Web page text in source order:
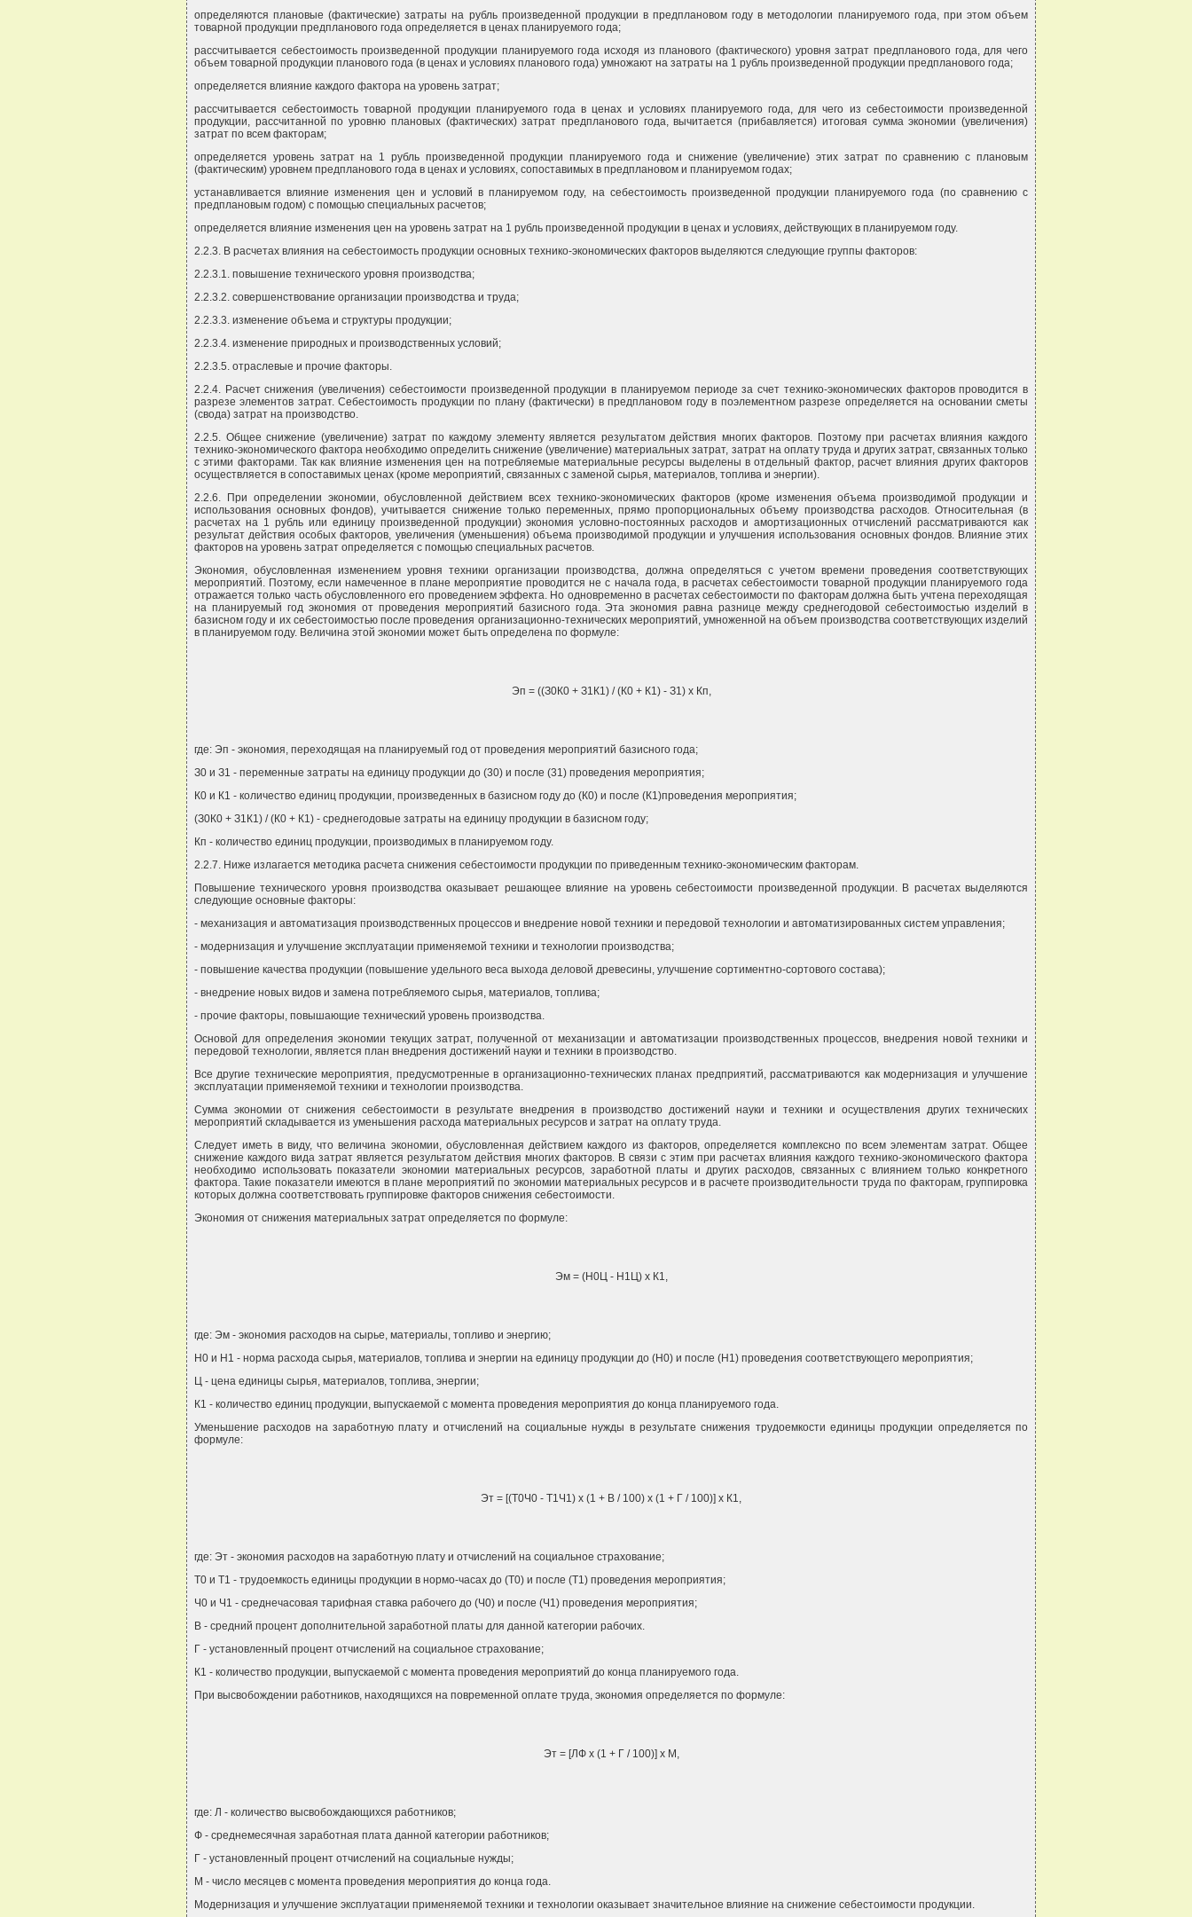
определяются плановые (фактические) затраты на рубль произведенной продукции в предплановом году в методологии планируемого года, при этом объем
товарной продукции предпланового года определяется в ценах планируемого года;
рассчитывается себестоимость произведенной продукции планируемого года исходя из планового (фактического) уровня затрат предпланового года, для чего
объем товарной продукции планового года (в ценах и условиях планового года) умножают на затраты на 1 рубль произведенной продукции предпланового года;
определяется влияние каждого фактора на уровень затрат;
рассчитывается себестоимость товарной продукции планируемого года в ценах и условиях планируемого года, для чего из себестоимости произведенной
продукции, рассчитанной по уровню плановых (фактических) затрат предпланового года, вычитается (прибавляется) итоговая сумма экономии (увеличения)
затрат по всем факторам;
определяется уровень затрат на 1 рубль произведенной продукции планируемого года и снижение (увеличение) этих затрат по сравнению с плановым
(фактическим) уровнем предпланового года в ценах и условиях, сопоставимых в предплановом и планируемом годах;
устанавливается влияние изменения цен и условий в планируемом году, на себестоимость произведенной продукции планируемого года (по сравнению с
предплановым годом) с помощью специальных расчетов;
определяется влияние изменения цен на уровень затрат на 1 рубль произведенной продукции в ценах и условиях, действующих в планируемом году.
2.2.3. В расчетах влияния на себестоимость продукции основных технико-экономических факторов выделяются следующие группы факторов:
2.2.3.1. повышение технического уровня производства;
2.2.3.2. совершенствование организации производства и труда;
2.2.3.3. изменение объема и структуры продукции;
2.2.3.4. изменение природных и производственных условий;
2.2.3.5. отраслевые и прочие факторы.
2.2.4. Расчет снижения (увеличения) себестоимости произведенной продукции в планируемом периоде за счет технико-экономических факторов проводится в
разрезе элементов затрат. Себестоимость продукции по плану (фактически) в предплановом году в поэлементном разрезе определяется на основании сметы
(свода) затрат на производство.
2.2.5. Общее снижение (увеличение) затрат по каждому элементу является результатом действия многих факторов. Поэтому при расчетах влияния каждого
технико-экономического фактора необходимо определить снижение (увеличение) материальных затрат, затрат на оплату труда и других затрат, связанных только
с этими факторами. Так как влияние изменения цен на потребляемые материальные ресурсы выделены в отдельный фактор, расчет влияния других факторов
осуществляется в сопоставимых ценах (кроме мероприятий, связанных с заменой сырья, материалов, топлива и энергии).
2.2.6. При определении экономии, обусловленной действием всех технико-экономических факторов (кроме изменения объема производимой продукции и
использования основных фондов), учитывается снижение только переменных, прямо пропорциональных объему производства расходов. Относительная (в
расчетах на 1 рубль или единицу произведенной продукции) экономия условно-постоянных расходов и амортизационных отчислений рассматриваются как
результат действия особых факторов, увеличения (уменьшения) объема производимой продукции и улучшения использования основных фондов. Влияние этих
факторов на уровень затрат определяется с помощью специальных расчетов.
Экономия, обусловленная изменением уровня техники организации производства, должна определяться с учетом времени проведения соответствующих
мероприятий. Поэтому, если намеченное в плане мероприятие проводится не с начала года, в расчетах себестоимости товарной продукции планируемого года
отражается только часть обусловленного его проведением эффекта. Но одновременно в расчетах себестоимости по факторам должна быть учтена переходящая
на планируемый год экономия от проведения мероприятий базисного года. Эта экономия равна разнице между среднегодовой себестоимостью изделий в
базисном году и их себестоимостью после проведения организационно-технических мероприятий, умноженной на объем производства соответствующих изделий
в планируемом году. Величина этой экономии может быть определена по формуле:
Эп = ((З0К0 + З1К1) / (К0 + К1) - З1) x Кп,
где: Эп - экономия, переходящая на планируемый год от проведения мероприятий базисного года;
З0 и З1 - переменные затраты на единицу продукции до (30) и после (31) проведения мероприятия;
К0 и К1 - количество единиц продукции, произведенных в базисном году до (К0) и после (К1)проведения мероприятия;
(З0К0 + З1К1) / (К0 + К1) - среднегодовые затраты на единицу продукции в базисном году;
Кп - количество единиц продукции, производимых в планируемом году.
2.2.7. Ниже излагается методика расчета снижения себестоимости продукции по приведенным технико-экономическим факторам.
Повышение технического уровня производства оказывает решающее влияние на уровень себестоимости произведенной продукции. В расчетах выделяются
следующие основные факторы:
- механизация и автоматизация производственных процессов и внедрение новой техники и передовой технологии и автоматизированных систем управления;
- модернизация и улучшение эксплуатации применяемой техники и технологии производства;
- повышение качества продукции (повышение удельного веса выхода деловой древесины, улучшение сортиментно-сортового состава);
- внедрение новых видов и замена потребляемого сырья, материалов, топлива;
- прочие факторы, повышающие технический уровень производства.
Основой для определения экономии текущих затрат, полученной от механизации и автоматизации производственных процессов, внедрения новой техники и
передовой технологии, является план внедрения достижений науки и техники в производство.
Все другие технические мероприятия, предусмотренные в организационно-технических планах предприятий, рассматриваются как модернизация и улучшение
эксплуатации применяемой техники и технологии производства.
Сумма экономии от снижения себестоимости в результате внедрения в производство достижений науки и техники и осуществления других технических
мероприятий складывается из уменьшения расхода материальных ресурсов и затрат на оплату труда.
Следует иметь в виду, что величина экономии, обусловленная действием каждого из факторов, определяется комплексно по всем элементам затрат. Общее
снижение каждого вида затрат является результатом действия многих факторов. В связи с этим при расчетах влияния каждого технико-экономического фактора
необходимо использовать показатели экономии материальных ресурсов, заработной платы и других расходов, связанных с влиянием только конкретного
фактора. Такие показатели имеются в плане мероприятий по экономии материальных ресурсов и в расчете производительности труда по факторам, группировка
которых должна соответствовать группировке факторов снижения себестоимости.
Экономия от снижения материальных затрат определяется по формуле:
Эм = (Н0Ц - Н1Ц) x К1,
где: Эм - экономия расходов на сырье, материалы, топливо и энергию;
Н0 и Н1 - норма расхода сырья, материалов, топлива и энергии на единицу продукции до (Н0) и после (Н1) проведения соответствующего мероприятия;
Ц - цена единицы сырья, материалов, топлива, энергии;
К1 - количество единиц продукции, выпускаемой с момента проведения мероприятия до конца планируемого года.
Уменьшение расходов на заработную плату и отчислений на социальные нужды в результате снижения трудоемкости единицы продукции определяется по
формуле:
Эт = [(Т0Ч0 - Т1Ч1) x (1 + В / 100) x (1 + Г / 100)] x К1,
где: Эт - экономия расходов на заработную плату и отчислений на социальное страхование;
Т0 и Т1 - трудоемкость единицы продукции в нормо-часах до (Т0) и после (Т1) проведения мероприятия;
Ч0 и Ч1 - среднечасовая тарифная ставка рабочего до (Ч0) и после (Ч1) проведения мероприятия;
В - средний процент дополнительной заработной платы для данной категории рабочих.
Г - установленный процент отчислений на социальное страхование;
К1 - количество продукции, выпускаемой с момента проведения мероприятий до конца планируемого года.
При высвобождении работников, находящихся на повременной оплате труда, экономия определяется по формуле:
Эт = [ЛФ x (1 + Г / 100)] x М,
где: Л - количество высвобождающихся работников;
Ф - среднемесячная заработная плата данной категории работников;
Г - установленный процент отчислений на социальные нужды;
М - число месяцев с момента проведения мероприятия до конца года.
Модернизация и улучшение эксплуатации применяемой техники и технологии оказывает значительное влияние на снижение себестоимости продукции.